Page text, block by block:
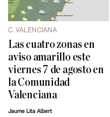
C. VALENCIANA
Las cuatro zonas en
aviso amarillo este
viernes 7 de agosto en
la Comunidad
Valenciana
Jaume Lita Albert